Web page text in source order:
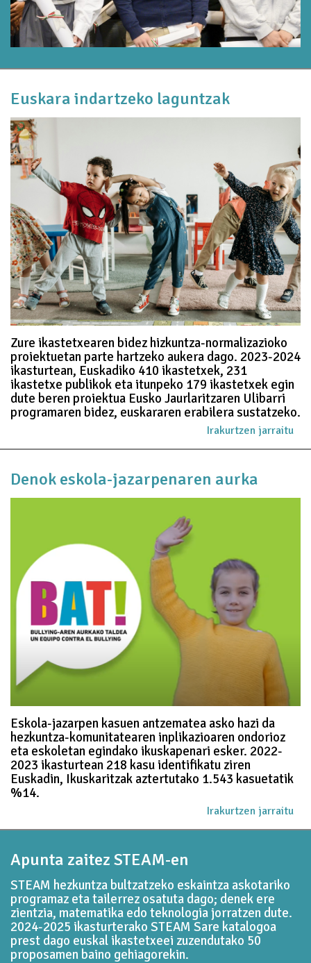
Euskara indartzeko laguntzak
Zure ikastetxearen bidez hizkuntza-normalizazioko
proiektuetan parte hartzeko aukera dago. 2023-2024
ikasturtean, Euskadiko 410 ikastetxek, 231
ikastetxe publikok eta itunpeko 179 ikastetxek egin
dute beren proiektua Eusko Jaurlaritzaren Ulibarri
programaren bidez, euskararen erabilera sustatzeko.
Irakurtzen jarraitu
Denok eskola-jazarpenaren aurka
Eskola-jazarpen kasuen antzematea asko hazi da
hezkuntza-komunitatearen inplikazioaren ondorioz
eta eskoletan egindako ikuskapenari esker. 2022-
2023 ikasturtean 218 kasu identifikatu ziren
Euskadin, Ikuskaritzak aztertutako 1.543 kasuetatik
%14.
Irakurtzen jarraitu
Apunta zaitez STEAM-en
STEAM hezkuntza bultzatzeko eskaintza askotariko
programaz eta tailerrez osatuta dago; denek ere
zientzia, matematika edo teknologia jorratzen dute.
2024-2025 ikasturterako STEAM Sare katalogoa
prest dago euskal ikastetxeei zuzendutako 50
proposamen baino gehiagorekin.